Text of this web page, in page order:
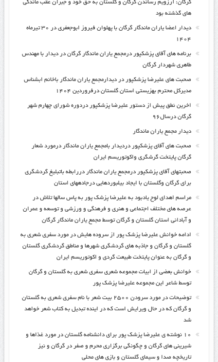
گرگان: آرزویم رساندن گرگان و گلستان به حق خود و جبران عقب ماندگی
های گذشته بود
دیدار اعضا یاران ماندگار گرگان با پهلوان فیروز ابوجعفری در ۳۰ تیرماه
۱۴۰۴
برنامه های آقای پزشکپور درمجمع یاران ماندگار گرگان در دیدار با مهندس
طاهری شهردار گرگان
صحبت های علیرضا پزشکپور در دیدارمجمع یاران ماندگار باخانم ابشناس
مدیرکل محترم بهزیستی استان گلستان درفروردین ۱۴۰۴
اخرین نطق پیش از دستور علیرضا پزشکپور دردوره شورای چهارم شهر
گرگان درسال۹۶
دیدار مجمع یاران ماندگار
صحبت های آقای پزشکپور دردیدار بامجمع یاران ماندگار درمورد شعار
گرگان پایتخت گرشگری واکوتوریسم ایران
صحبتهای آقای پزشکپور درمجمع یاران ماندگار دررابطه باتبلیغ گردشگری
برای گرگان وگلستان با ایجاد بیلبوردهایی درجادههای استان
مراسم اهدای لوح یادبود به علیرضا پزشک پور به پاس سالها تلاش در
عرصه های مختلف اجتماعی و هنری و فرهنگی و ورزشی و توسعه و عمران
و آبادانی استان گلستان و گرگان توسط مجمع یاران ماندگار گرگان
ادامه خوانش علیرضا پزشک پور از سروده هایش در مورد سفری شعری به
گلستان و گرگان و جاذبه های گردشگری شهرها و مناطق گردشگری گلستان
و گرگان به عنوان پایتخت طبیعت گردی و اکوتوریسم ایران
خوانش بعضی از ابیات مجموعه شعری سفری شعری به گلستان و گرگان
توسط شاعر این مجموعه علیرضا پزشک پور
توضیحات در مورد سرودن ۲۵۰۰ بیت شعر با نام سفری شعری به گلستان
و گرگان که در حال ویرایش است که در اینده تبدیل به کتاب شعر خواهد
شد
۱۰ نوشته ی علیرضا پزشک پور برای دانشنامه گلستان در مورد غذاها و
شیرینی های گرگان و چگونگی برگزاری محرم و صفر در گرگان و نیز
تاریخچه صدا و سیمای گلستان و بازی های محلی